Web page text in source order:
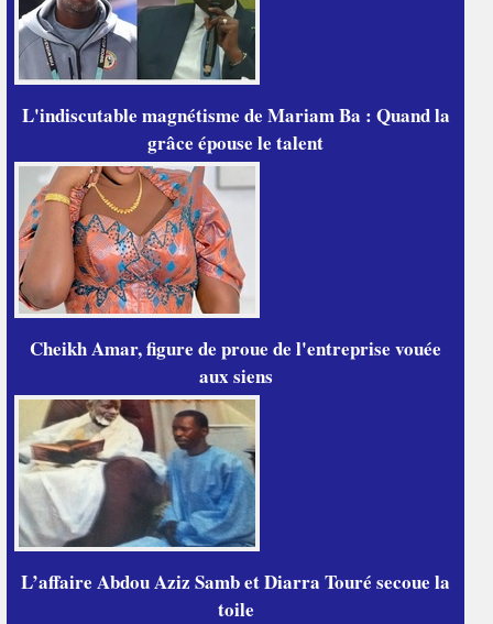
L'indiscutable magnétisme de Mariam Ba : Quand la
grâce épouse le talent
Cheikh Amar, figure de proue de l'entreprise vouée
aux siens
L’affaire Abdou Aziz Samb et Diarra Touré secoue la
toile